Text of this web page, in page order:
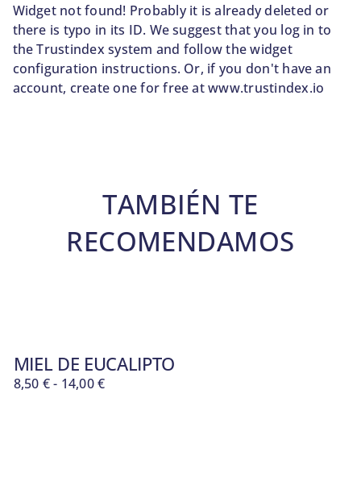
Widget not found! Probably it is already deleted or
there is typo in its ID. We suggest that you log in to
theTrustindex system and follow the widget
configuration instructions. Or, if you don't have an
account, create one for free atwww.trustindex.io
TAMBIÉN TE
RECOMENDAMOS
MIEL DE EUCALIPTO
8,50 €- 14,00€Rango